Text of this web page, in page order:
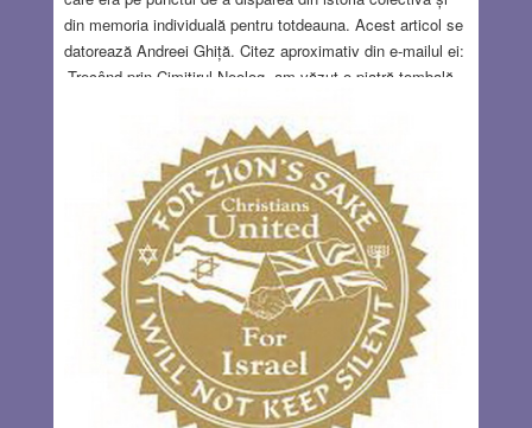
din memoria individuală pentru totdeauna. Acest articol se
datorează Andreei Ghiță. Citez aproximativ din e-mailul ei:
„Trecând prin Cimitirul Neolog, am văzut o piatră tombală
ţin minte anul naşterii, ci doar cel al decesului: 1943. Este
cumva o rudă? Oare purtaţi numele de Andrei în memoria
lui? Dacă da, cred că povestea sa ar merita relatată în
Baabel.” Este macabru să-mi văd numele pe o piatră de
mormânt, chiar știind că nu este vorba de mine. Situația
mi-a amintit de una dintre poveștile de dincolo ale lui
David Eagleman din care am aflat că nu voi putea părăsi
anticamera lumii de apoi decât după ce și ultimul om care
mai știe să-mi spună numele va muri. Dezső, bunicul
meu, și Andor (Andrei) au fost doi dintre cei nouă copii ai
străbunicului meu Beni. Așadar Andor era unul dintre
unchii tatălui meu. În prima jumătate al secolului trecut ei